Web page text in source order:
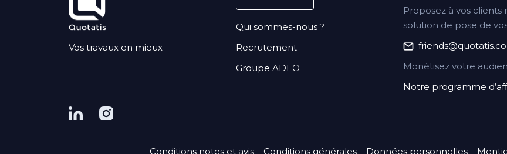
Proposez à vos clients
solution de pose de
Monétisez votre
Notre programme
Qui sommes-nous ?
Recrutement
Groupe ADEO
Vos travaux en mieux
Conditions notes et avis– Conditions générales– Données personnelles–